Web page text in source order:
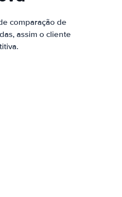
comparação de
assim o cliente